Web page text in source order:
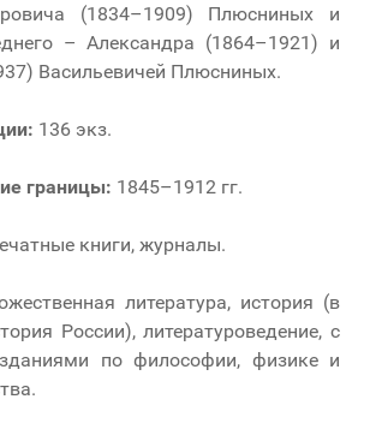
(1834–1909) Плюсниных и
– Александра (1864–1921) и
Васильевичей Плюсниных.
136 экз.
границы: 1845–1912 гг.
книги, журналы.
литература, история (в
России), литературоведение, с
по философии, физике и